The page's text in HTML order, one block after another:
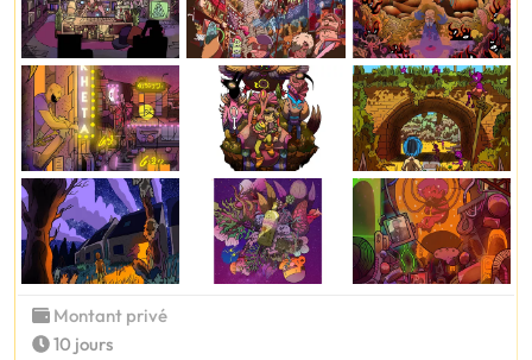
Montant privé
10 jours